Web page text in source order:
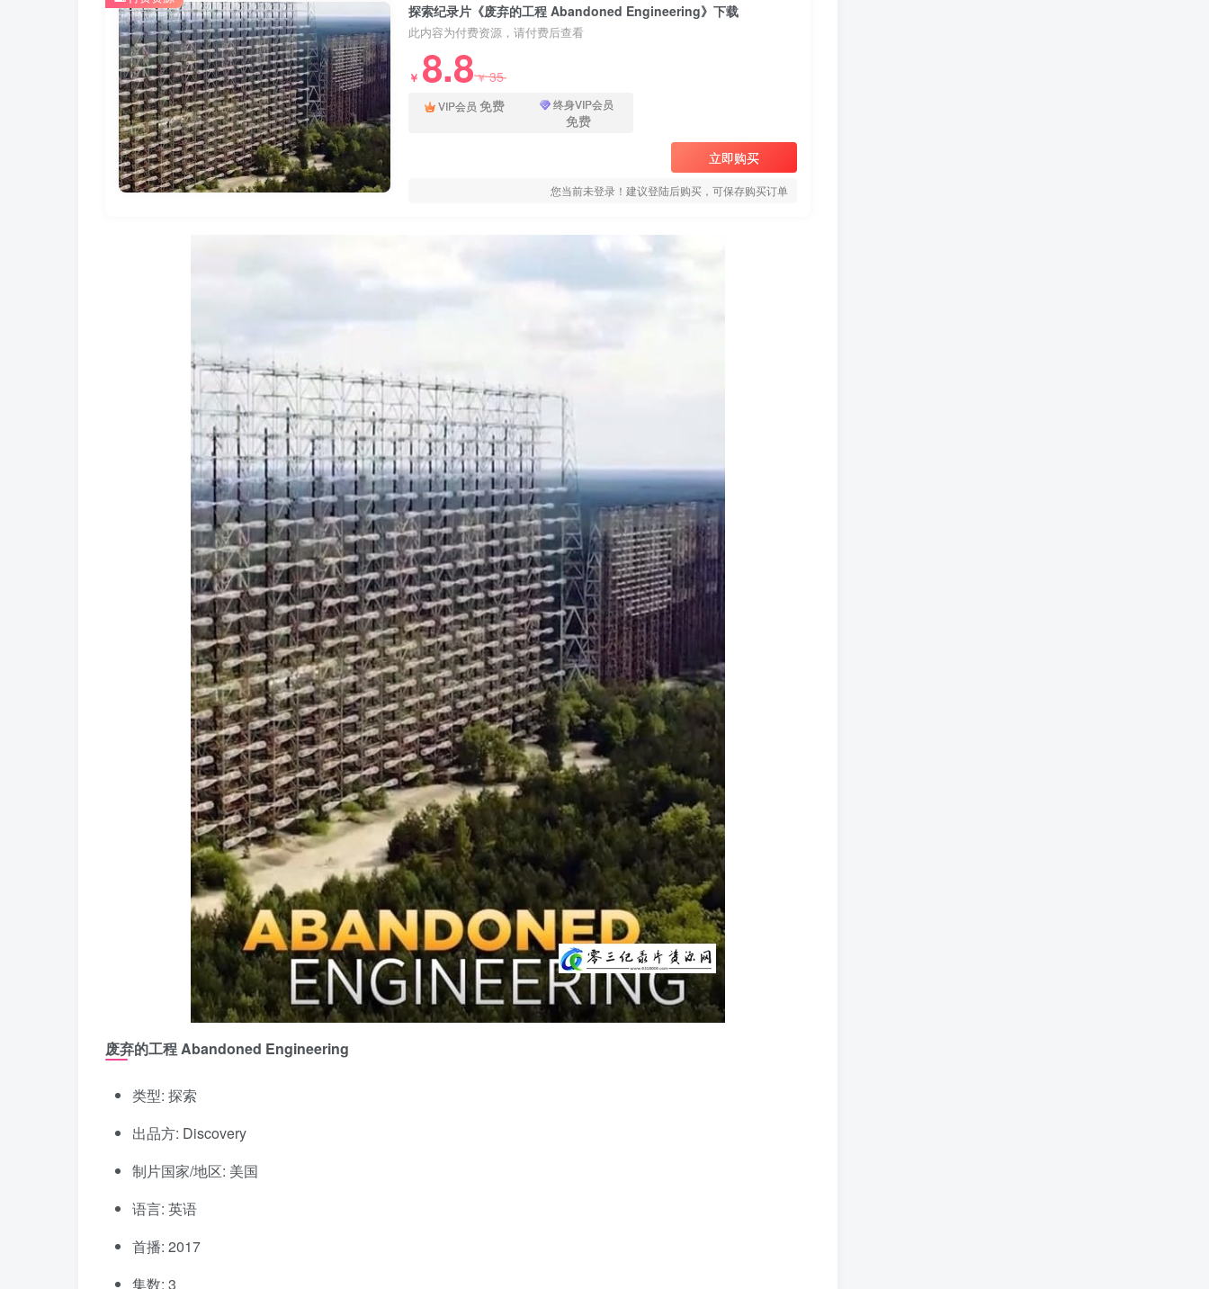
探索纪录片《废弃的工程 Abandoned Engineering》下载
此内容为付费资源，请付费后查看
￥ 8.8￥35
VIP会员 免费 终身VIP会员
免费
立即购买
您当前未登录！建议登陆后购买，可保存购买订单
废弃的工程 Abandoned Engineering
类型: 探索
出品方: Discovery
制片国家/地区: 美国
语言: 英语
首播: 2017
集数: 3